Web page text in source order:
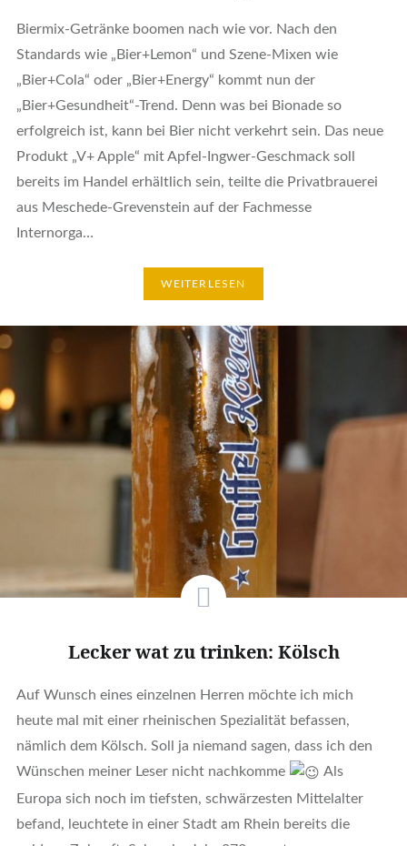
Biermix-Getränke boomen nach wie vor. Nach den
Standards wie „Bier+Lemon“ und Szene-Mixen wie
„Bier+Cola“ oder „Bier+Energy“ kommt nun der
„Bier+Gesundheit“-Trend. Denn was bei Bionade so
erfolgreich ist, kann bei Bier nicht verkehrt sein. Das neue
Produkt „V+ Apple“ mit Apfel-Ingwer-Geschmack soll
bereits im Handel erhältlich sein, teilte die Privatbrauerei
aus Meschede-Grevenstein auf der Fachmesse
Internorga…
WEITERLESEN
Lecker wat zu trinken: Kölsch
Auf Wunsch eines einzelnen Herren möchte ich mich
heute mal mit einer rheinischen Spezialität befassen,
nämlich dem Kölsch. Soll ja niemand sagen, dass ich den
Wünschen meiner Leser nicht nachkomme
Als
Europa sich noch im tiefsten, schwärzesten Mittelalter
befand, leuchtete in einer Stadt am Rhein bereits die